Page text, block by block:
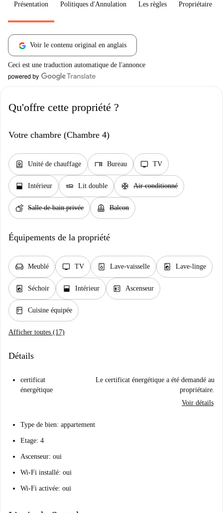
Présentation Politiques d'Annulation Les règles Propriétaire
Voir le contenu original en anglais
Ceci est une traduction automatique de l'annonce
Qu'offre cette propriété ?
Votre chambre (Chambre 4)
water_heater Unité de chauffage desk Bureau tv TV
window_open Intérieur airline_seat_flat Lit double ac_unit Air conditionné
soap Salle de bain privée balcony Balcon
Équipements de la propriété
chair Meublé tv TV dishwasher_gen Lave-vaisselle local_laundry_service Lave-linge
local_laundry_service Séchoir window_open Intérieur elevator Ascenseur
kitchen Cuisine équipée
Afficher toutes (17)
Détails
certificat
énergétique
Le certificat énergétique a été demandé au
propriétaire.
Voir détails
Type de bien: appartement
Etage: 4
Ascenseur: oui
Wi-Fi installé: oui
Wi-Fi activée: oui